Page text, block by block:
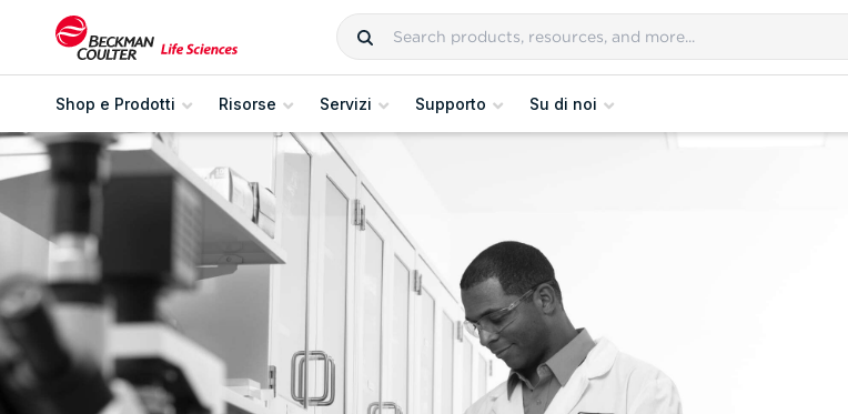
Shop e Prodotti Risorse Servizi Supporto Su di noi